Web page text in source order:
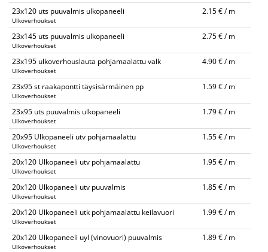
23x120 uts puuvalmis ulkopaneeli
Ulkoverhoukset
2.15 € / m
23x145 uts puuvalmis ulkopaneeli
Ulkoverhoukset
2.75 € / m
23x195 ulkoverhouslauta pohjamaalattu valk
Ulkoverhoukset
4.90 € / m
23x95 st raakapontti täysisärmäinen pp
Ulkoverhoukset
1.59 € / m
23x95 uts puuvalmis ulkopaneeli
Ulkoverhoukset
1.79 € / m
20x95 Ulkopaneeli utv pohjamaalattu
Ulkoverhoukset
1.55 € / m
20x120 Ulkopaneeli utv pohjamaalattu
Ulkoverhoukset
1.95 € / m
20x120 Ulkopaneeli utv puuvalmis
Ulkoverhoukset
1.85 € / m
20x120 Ulkopaneeli utk pohjamaalattu keilavuori
Ulkoverhoukset
1.99 € / m
20x120 Ulkopaneeli uyl (vinovuori) puuvalmis
Ulkoverhoukset
1.89 € / m